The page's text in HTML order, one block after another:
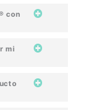
con
mi